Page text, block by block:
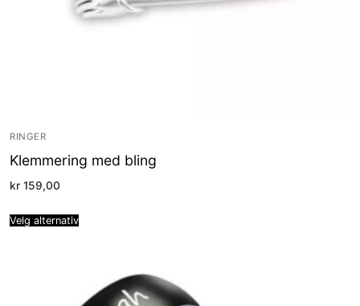
RINGER
Klemmering med bling
kr 159,00
Velg alternativ